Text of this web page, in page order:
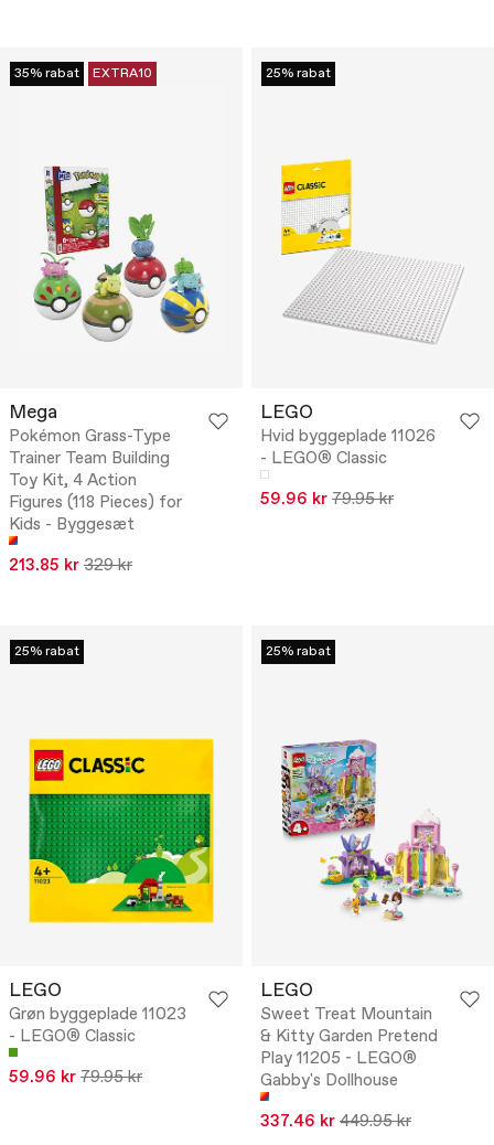
35% rabat EXTRA10
Mega
Pokémon Grass-Type
Trainer Team Building
Toy Kit, 4 Action
Figures (118 Pieces) for
Kids - Byggesæt
213.85 kr 329 kr
25% rabat
LEGO
Hvid byggeplade 11026
- LEGO® Classic
59.96 kr 79.95 kr
25% rabat
LEGO
Grøn byggeplade 11023
- LEGO® Classic
59.96 kr 79.95 kr
25% rabat
LEGO
Sweet Treat Mountain
& Kitty Garden Pretend
Play 11205 - LEGO®
Gabby's Dollhouse
337.46 kr 449.95 kr